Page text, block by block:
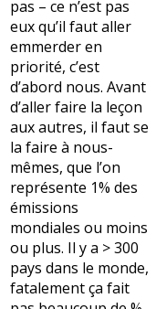
pas – ce n’est pas
eux qu’il faut aller
emmerder en
priorité, c’est
d’abord nous. Avant
d’aller faire la leçon
aux autres, il faut se
la faire à nous-
mêmes, que l’on
représente 1% des
émissions
mondiales ou moins
ou plus. Il y a > 300
pays dans le monde,
fatalement ça fait